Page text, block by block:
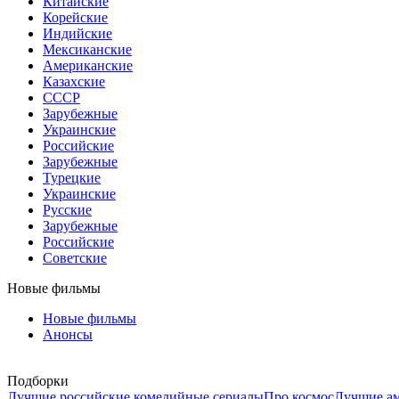
Корейские
Индийские
Мексиканские
Американские
Казахские
СССР
Зарубежные
Украинские
Российские
Зарубежные
Турецкие
Украинские
Русские
Зарубежные
Российские
Советские
Новые фильмы
Новые фильмы
Анонсы
Подборки